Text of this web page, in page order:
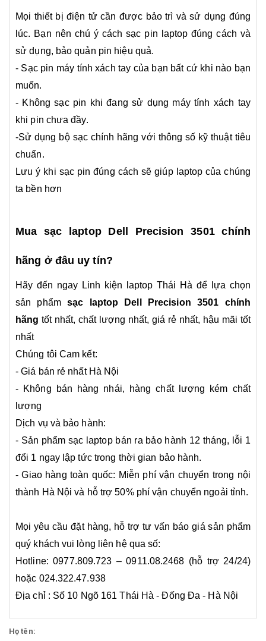
Mọi thiết bị điện tử cần được bảo trì và sử dụng đúng
lúc. Bạn nên chú ý cách sạc pin laptop đúng cách và
sử dụng, bảo quản pin hiệu quả.
- Sạc pin máy tính xách tay của bạn bất cứ khi nào bạn
muốn.
- Không sạc pin khi đang sử dụng máy tính xách tay
khi pin chưa đầy.
-Sử dụng bộ sạc chính hãng với thông số kỹ thuật tiêu
chuẩn.
Lưu ý khi sạc pin đúng cách sẽ giúp laptop của chúng
ta bền hơn
Mua sạc laptop Dell Precision 3501 chính
hãng ở đâu uy tín?
Hãy đến ngay Linh kiện laptop Thái Hà để lựa chọn
sản phẩmsạc laptop Dell Precision 3501
chính
hãng tốt nhất, chất lượng nhất, giá rẻ nhất, hậu mãi tốt
nhất
Chúng tôi Cam kết:
- Giá bán rẻ nhất Hà Nội
- Không bán hàng nhái, hàng chất lượng kém chất
lượng
Dịch vụ và bảo hành:
- Sản phẩm sạc laptop bán ra bảo hành 12 tháng, lỗi 1
đổi 1 ngay lập tức trong thời gian bảo hành.
- Giao hàng toàn quốc: Miễn phí vận chuyển trong nội
thành Hà Nội và hỗ trợ 50% phí vận chuyển ngoải tỉnh.
Mọi yêu cầu đặt hàng, hỗ trợ tư vấn báo giá sản phẩm
quý khách vui lòng liên hệ qua số:
Hotline: 0977.809.723 – 0911.08.2468 (hỗ trợ 24/24)
hoặc 024.322.47.938
Địa chỉ : Số 10 Ngõ 161 Thái Hà - Đống Đa - Hà Nội
Họ tên: